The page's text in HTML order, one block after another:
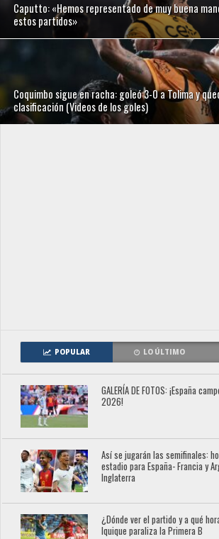
Caputto: «Hemos representado de muy buena
estos partidos»
Coquimbo sigue en racha: goleó 3-0 a Tolima y
clasificación (Videos de los goles)
POPULAR LO ÚLTIMO
GALERÍA DE FOTOS: ¡España
2026!
Así se jugarán las semifinales:
estadio para España- Francia y
Inglaterra
¿Dónde ver el partido y a qué
Iquique paraliza la Primera B